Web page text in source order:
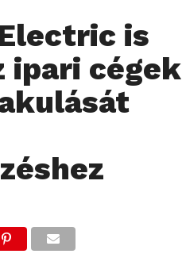
is
ipari cégek